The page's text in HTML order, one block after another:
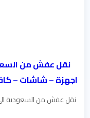
نقل عفش من
اجهزة – شاشات –
نقل عفش من السعودية